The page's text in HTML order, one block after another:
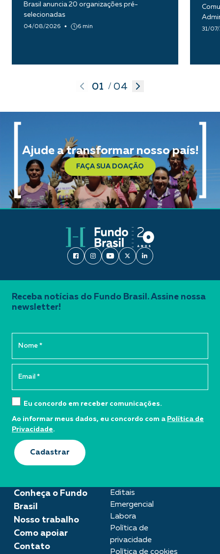
Brasil anuncia 20 organizações pré-
selecionadas
04/08/2026 6 min 31/
01 / 04
Ajude a transformar nosso país!
FAÇA SUA DOAÇÃO
Conheça o Fundo
Brasil
Nosso trabalho
Como apoiar
Contato
Editais
Emergencial
Labora
Política de
privacidade
Política de cookies
Receba notícias do Fundo Brasil. Assine nossa
newsletter!
Eu concordo em receber comunicações.
Ao informar meus dados, eu concordo com a Política de
Privacidade.
Cadastrar